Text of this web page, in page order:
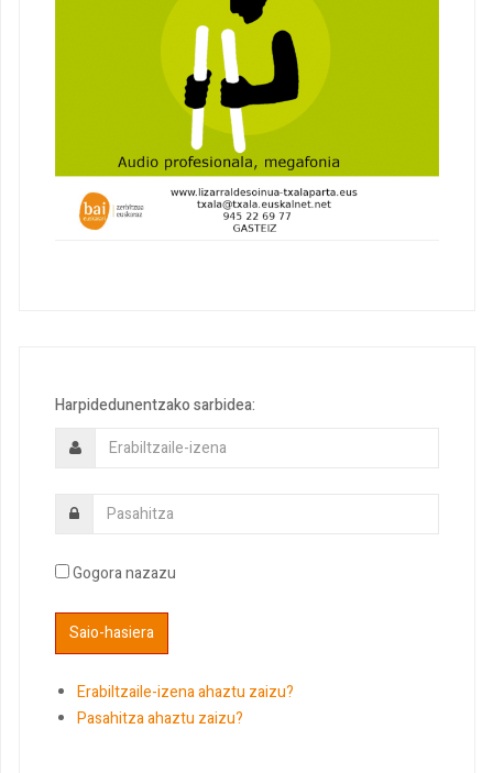
Harpidedunentzako sarbidea:
Gogora nazazu
Erabiltzaile-izena ahaztu zaizu?
Pasahitza ahaztu zaizu?